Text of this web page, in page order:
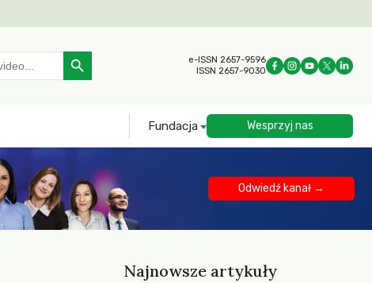
Search Button
e-ISSN 2657-9596
ISSN 2657-9030
Fundacja Wesprzyj nas
Odwiedź kanał →
Najnowsze artykuły